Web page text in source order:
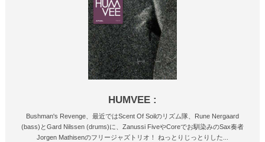
HUMVEE :
Bushman's Revenge、最近ではScent Of Soilのリズム隊、Rune Nergaard
(bass)とGard Nilssen (drums)に、Zanussi FiveやCoreでお馴染みのSax奏者
Jorgen Mathisenのフリージャズトリオ！ ねっとりじっとりした...